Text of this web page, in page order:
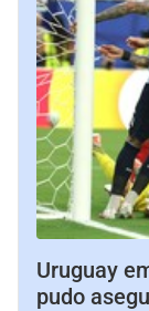
Uruguay
pudo